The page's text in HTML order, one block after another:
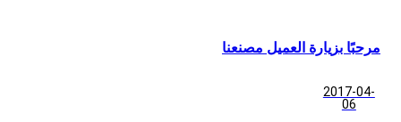
مرحبًا بزيارة العميل مصنعنا
2017-04-
06